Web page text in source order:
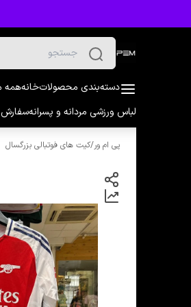
دسته‌بندی محصولاتخانههمه
لباس ورزشی مردانه و پسرانه
پی ام ور/کیت های فوتبالی بزرگسال